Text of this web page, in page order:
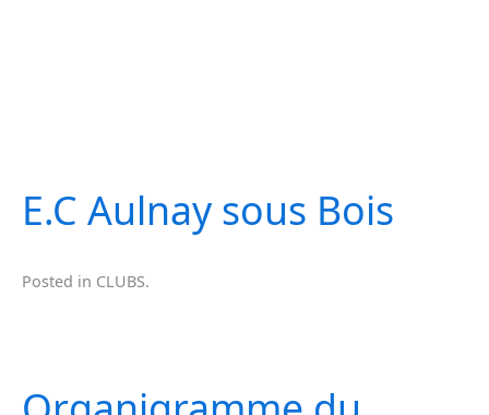
E.C Aulnay sous Bois
Posted in CLUBS.